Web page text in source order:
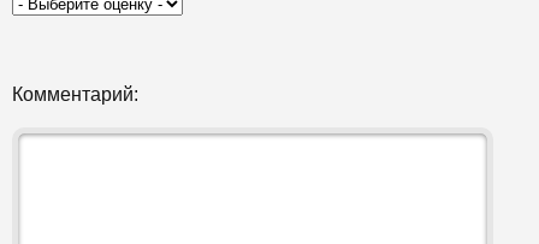
Комментарий: